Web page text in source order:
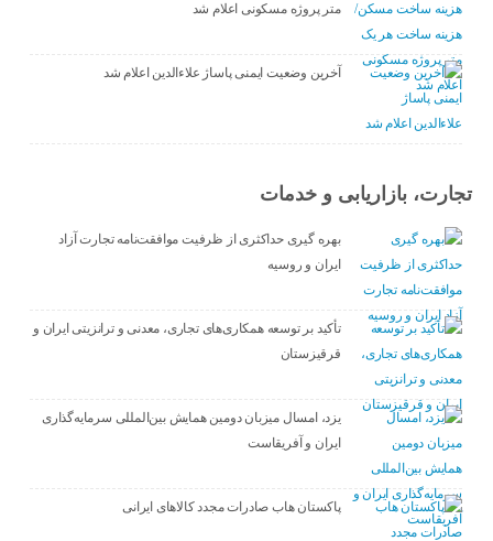
متر پروژه مسکونی اعلام شد
آخرین وضعیت ایمنی پاساژ علاءالدین اعلام شد
تجارت، بازاریابی و خدمات
بهره گیری حداکثری از ظرفیت موافقت‌نامه تجارت آزاد
ایران و روسیه
تأکید بر توسعه همکاری‌های تجاری، معدنی و ترانزیتی ایران و
قرقیزستان
یزد، امسال میزبان دومین همایش بین‌المللی سرمایه‌گذاری
ایران و آفریقاست
پاکستان هاب صادرات مجدد کالاهای ایرانی